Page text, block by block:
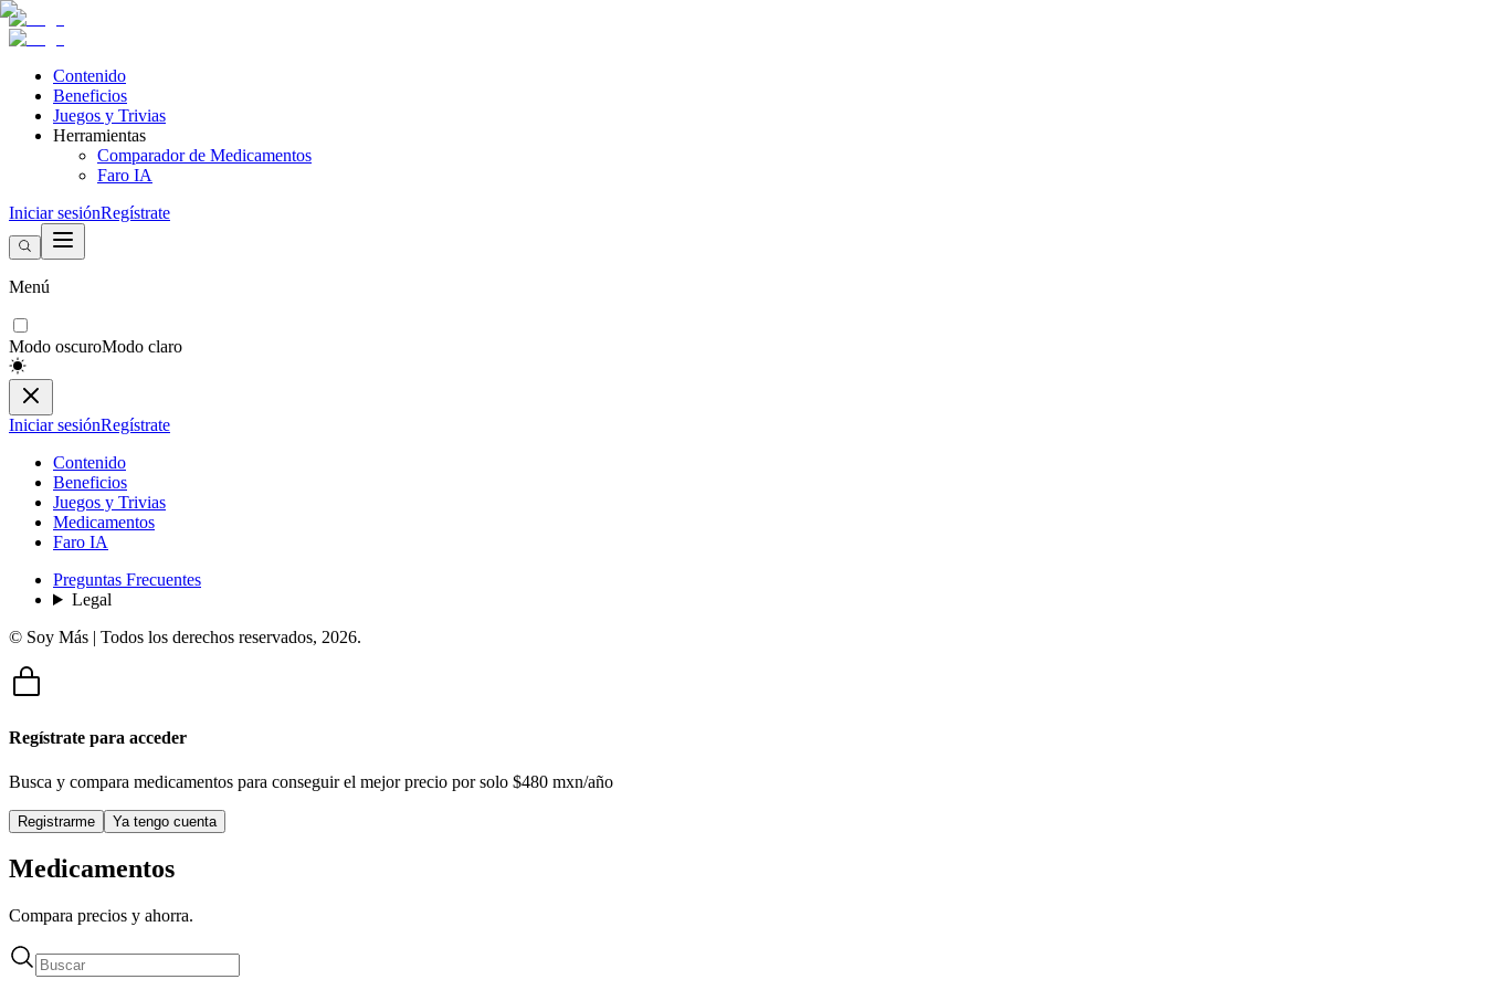
Contenido
Beneficios
Juegos y Trivias
Herramientas
Comparador de Medicamentos
Faro IA
Iniciar sesiónRegístrate
Menú
Modo oscuroModo claro
Iniciar sesiónRegístrate
Contenido
Beneficios
Juegos y Trivias
Medicamentos
Faro IA
Preguntas Frecuentes
Legal
© Soy Más | Todos los derechos reservados, 2026.
Regístrate para acceder
Busca y compara medicamentos para conseguir el mejor precio por solo $480 mxn/año
Registrarme Ya tengo cuenta
Medicamentos
Compara precios y ahorra.